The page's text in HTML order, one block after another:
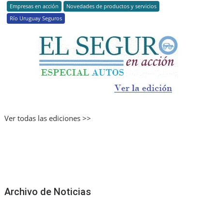
Empresas en acción
Novedades de productos y servicios
Río Uruguay Seguros
Ver todas las ediciones >>
Archivo de Noticias